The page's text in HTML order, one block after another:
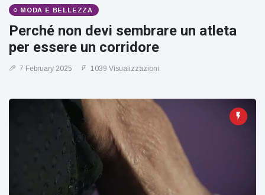
MODA E BELLEZZA
Perché non devi sembrare un atleta
per essere un corridore
7 February 2025 1039 Visualizzazioni